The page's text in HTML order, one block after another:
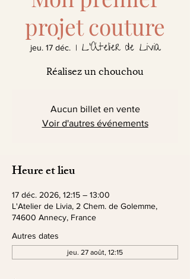
projet couture
jeu. 17 déc.
  |
L'Atelier de Livia
Réalisez un chouchou
Aucun billet en vente
Voir d'autres événements
Heure et lieu
17 déc. 2026, 12:15 – 13:00
L'Atelier de Livia, 2 Chem. de Golemme,
74600 Annecy, France
Autres dates
jeu. 27 août, 12:15